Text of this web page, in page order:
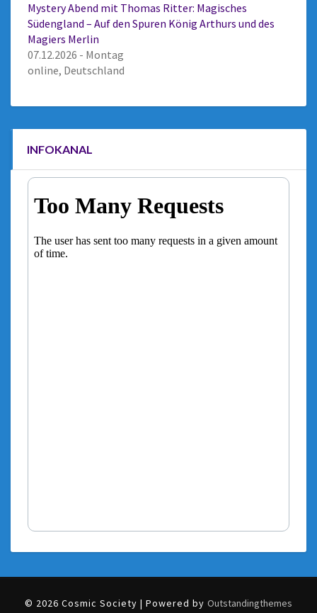
Mystery Abend mit Thomas Ritter: Magisches
Südengland – Auf den Spuren König Arthurs und des
Magiers Merlin
07.12.2026 - Montag
online, Deutschland
INFOKANAL
© 2026 Cosmic Society | Powered by Outstandingthemes